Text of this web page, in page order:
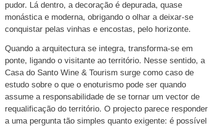
pudor. Lá dentro, a decoração é depurada, quase
monástica e moderna, obrigando o olhar a deixar-se
conquistar pelas vinhas e encostas, pelo horizonte.
Quando a arquitectura se integra, transforma-se em
ponte, ligando o visitante ao território. Nesse sentido, a
Casa do Santo Wine & Tourism surge como caso de
estudo sobre o que o enoturismo pode ser quando
assume a responsabilidade de se tornar um vector de
requalificação do território. O projecto parece responder
a uma pergunta tão simples quanto exigente: é possível